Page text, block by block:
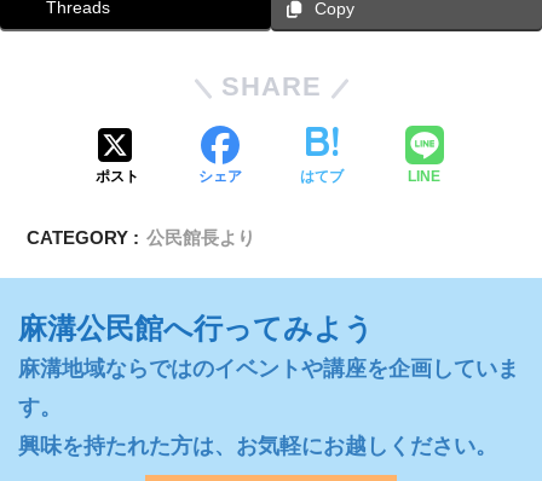
Threads Copy
SHARE
ポスト シェア はてブ LINE
CATEGORY : 公民館長より
麻溝公民館へ行ってみよう
麻溝地域ならではのイベントや講座を企画していま
す。
興味を持たれた方は、お気軽にお越しください。